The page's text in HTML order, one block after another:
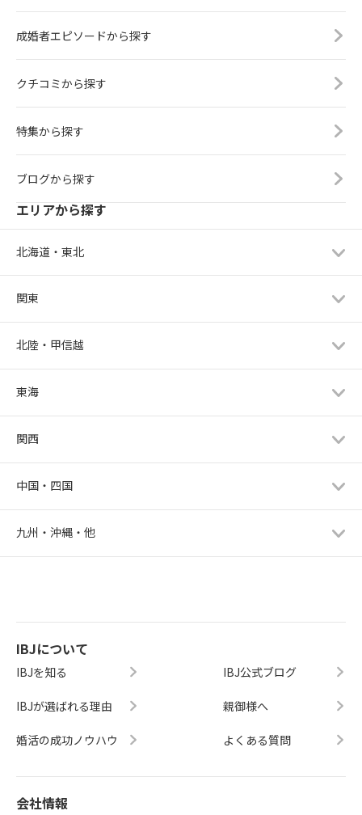
成婚者エピソードから探す
クチコミから探す
特集から探す
ブログから探す
エリアから探す
北海道・東北
関東
北陸・甲信越
東海
関西
中国・四国
九州・沖縄・他
IBJについて
IBJを知る
IBJが選ばれる理由
婚活の成功ノウハウ
IBJ公式ブログ
親御様へ
よくある質問
会社情報